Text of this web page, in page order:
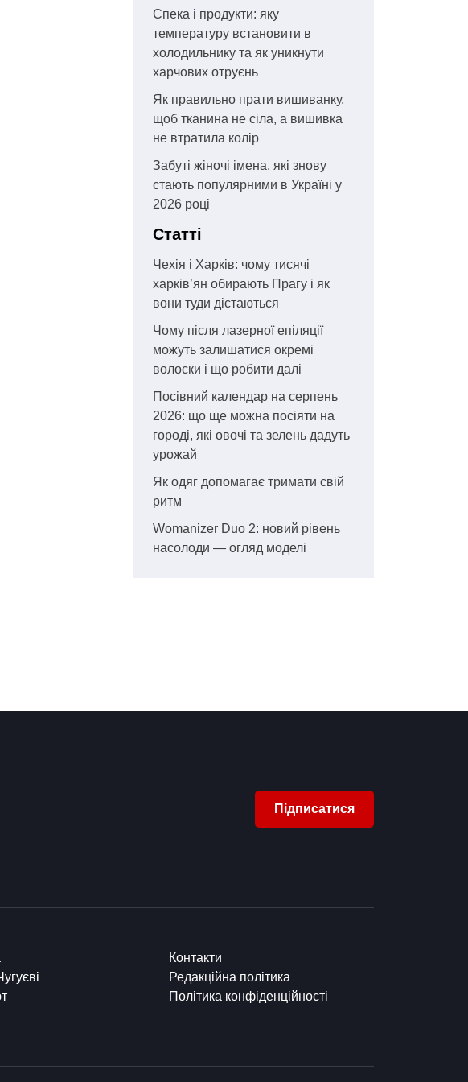
Спека і продукти: яку
температуру встановити в
холодильнику та як уникнути
харчових отруєнь
Як правильно прати вишиванку,
щоб тканина не сіла, а вишивка
не втратила колір
Забуті жіночі імена, які знову
стають популярними в Україні у
2026 році
Статті
Чехія і Харків: чому тисячі
харків’ян обирають Прагу і як
вони туди дістаються
Чому після лазерної епіляції
можуть залишатися окремі
волоски і що робити далі
Посівний календар на серпень
2026: що ще можна посіяти на
городі, які овочі та зелень дадуть
урожай
Як одяг допомагає тримати свій
ритм
Womanizer Duo 2: новий рівень
насолоди — огляд моделі
Підписатися
Контакти
Редакційна політика
Політика конфіденційності